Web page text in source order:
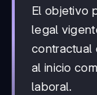
El objetivo
legal
contractual
al inicio
laboral.